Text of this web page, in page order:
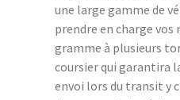
une large gamme de
prendre en charge vos
gramme à plusieurs
coursier qui garantira
envoi lors du transit y